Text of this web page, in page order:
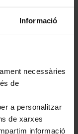
Informació
necessàries
de
a personalitzar
de xarxes
informació